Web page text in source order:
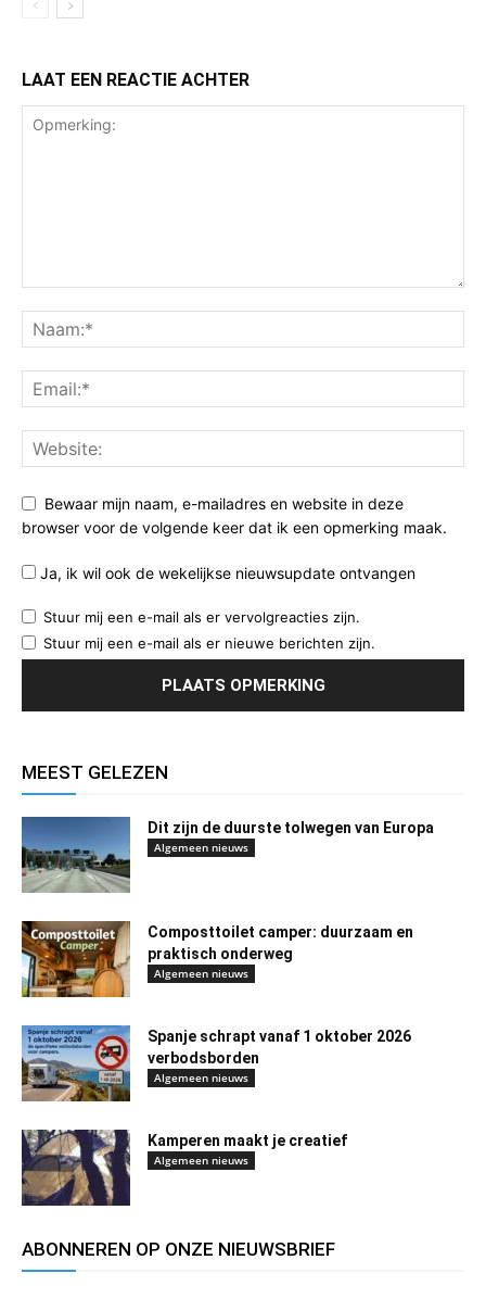
LAAT EEN REACTIE ACHTER
Bewaar mijn naam, e-mailadres en website in deze
browser voor de volgende keer dat ik een opmerking maak.
Ja, ik wil ook de wekelijkse nieuwsupdate ontvangen
Stuur mij een e-mail als er vervolgreacties zijn.
Stuur mij een e-mail als er nieuwe berichten zijn.
MEEST GELEZEN
Dit zijn de duurste tolwegen van Europa
Algemeen nieuws
Composttoilet camper: duurzaam en
praktisch onderweg
Algemeen nieuws
Spanje schrapt vanaf 1 oktober 2026
verbodsborden
Algemeen nieuws
Kamperen maakt je creatief
Algemeen nieuws
ABONNEREN OP ONZE NIEUWSBRIEF